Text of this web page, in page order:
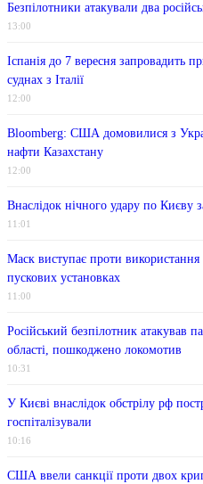
Безпілотники атакували два
13:00
Іспанія до 7 вересня запровадить
суднах з Італії
12:00
Bloomberg: США домовилися з
нафти Казахстану
12:00
Внаслідок нічного удару по
11:01
Маск виступає проти
пускових установках
11:00
Російський безпілотник атакував
області, пошкоджено локомотив
10:31
У Києві внаслідок обстрілу рф
госпіталізували
10:16
США ввели санкції проти двох